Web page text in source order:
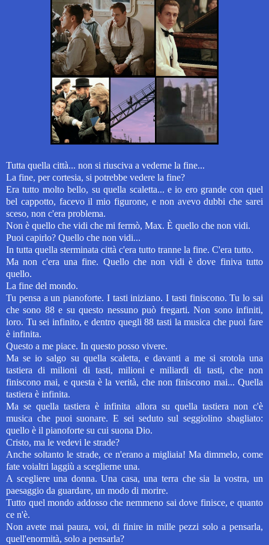
Tutta quella città... non si riusciva a vederne la fine...
La fine, per cortesia, si potrebbe vedere la fine?
Era tutto molto bello, su quella scaletta... e io ero grande con quel
bel cappotto, facevo il mio figurone, e non avevo dubbi che sarei
sceso, non c'era problema.
Non è quello che vidi che mi fermò, Max. È quello che non vidi.
Puoi capirlo? Quello che non vidi...
In tutta quella sterminata città c'era tutto tranne la fine. C'era tutto.
Ma non c'era una fine. Quello che non vidi è dove finiva tutto
quello.
La fine del mondo.
Tu pensa a un pianoforte. I tasti iniziano. I tasti finiscono. Tu lo sai
che sono 88 e su questo nessuno può fregarti. Non sono infiniti,
loro. Tu sei infinito, e dentro quegli 88 tasti la musica che puoi fare
è infinita.
Questo a me piace. In questo posso vivere.
Ma se io salgo su quella scaletta, e davanti a me si srotola una
tastiera di milioni di tasti, milioni e miliardi di tasti, che non
finiscono mai, e questa è la verità, che non finiscono mai... Quella
tastiera è infinita.
Ma se quella tastiera è infinita allora su quella tastiera non c'è
musica che puoi suonare. E sei seduto sul seggiolino sbagliato:
quello è il pianoforte su cui suona Dio.
Cristo, ma le vedevi le strade?
Anche soltanto le strade, ce n'erano a migliaia! Ma dimmelo, come
fate voialtri laggiù a sceglierne una.
A scegliere una donna. Una casa, una terra che sia la vostra, un
paesaggio da guardare, un modo di morire.
Tutto quel mondo addosso che nemmeno sai dove finisce, e quanto
ce n'è.
Non avete mai paura, voi, di finire in mille pezzi solo a pensarla,
quell'enormità, solo a pensarla?